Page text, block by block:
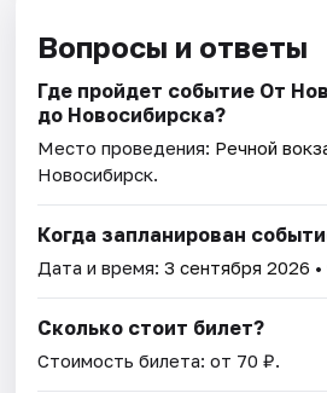
Вопросы и ответы
Где пройдет событие От
до Новосибирска?
Место проведения: Речной
Новосибирск.
Когда запланирован
Дата и время:3 сентября 2026
Сколько стоит билет?
Стоимость билета: от 70 ₽.